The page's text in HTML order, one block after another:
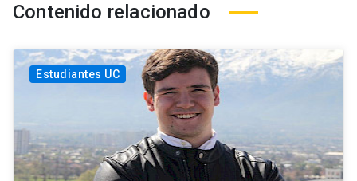
Contenido relacionado
Estudiantes UC